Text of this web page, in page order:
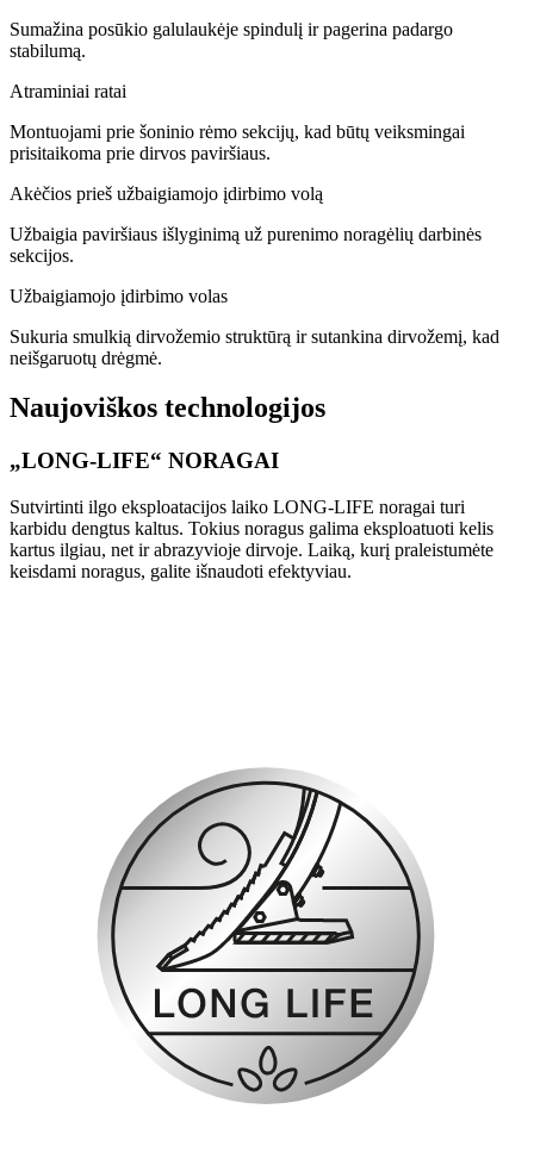
Sumažina posūkio galulaukėje spindulį ir pagerina padargo
stabilumą.
Atraminiai ratai
Montuojami prie šoninio rėmo sekcijų, kad būtų veiksmingai
prisitaikoma prie dirvos paviršiaus.
Akėčios prieš užbaigiamojo įdirbimo volą
Užbaigia paviršiaus išlyginimą už purenimo noragėlių darbinės
sekcijos.
Užbaigiamojo įdirbimo volas
Sukuria smulkią dirvožemio struktūrą ir sutankina dirvožemį, kad
neišgaruotų drėgmė.
Naujoviškos technologijos
„LONG-LIFE“ NORAGAI
Sutvirtinti ilgo eksploatacijos laiko LONG-LIFE noragai turi
karbidu dengtus kaltus. Tokius noragus galima eksploatuoti kelis
kartus ilgiau, net ir abrazyvioje dirvoje. Laiką, kurį praleistumėte
keisdami noragus, galite išnaudoti efektyviau.